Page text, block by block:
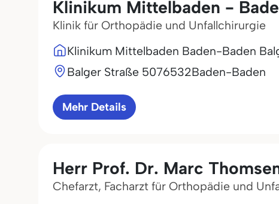
Klinikum Mittelbaden -
Klinik für Orthopädie und Unfallchirurgie
Klinikum Mittelbaden Baden-Baden
Balger Straße 5076532Baden-Baden
Mehr Details
Herr Prof. Dr. Marc
Chefarzt, Facharzt für Orthopädie und